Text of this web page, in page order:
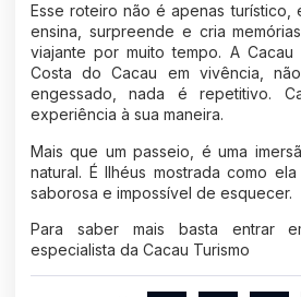
Esse roteiro não é apenas turístico,
ensina, surpreende e cria
viajante por muito tempo. A Cacau
Costa do Cacau em vivência,
engessado, nada é repetitivo.
experiência à sua maneira.
Mais que um passeio, é uma
natural. É Ilhéus mostrada como ela
saborosa e impossível de esquecer.
Para saber mais basta entrar
especialista da Cacau Turismo